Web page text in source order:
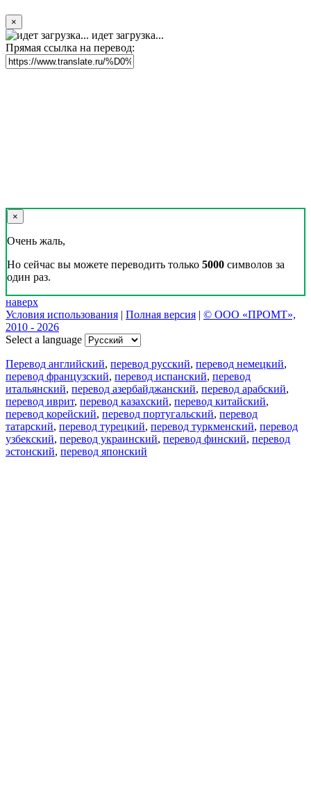
×
идет загрузка...
Прямая ссылка на перевод:
×
Очень жаль,
Но сейчас вы можете переводить только 5000 символов за
один раз.
наверх
Условия использования | Полная версия | © ООО «ПРОМТ»,
2010 - 2026
Select a language
Перевод английский, перевод русский, перевод немецкий,
перевод французский, перевод испанский, перевод
итальянский, перевод азербайджанский, перевод арабский,
перевод иврит, перевод казахский, перевод китайский,
перевод корейский, перевод португальский, перевод
татарский, перевод турецкий, перевод туркменский, перевод
узбекский, перевод украинский, перевод финский, перевод
эстонский, перевод японский